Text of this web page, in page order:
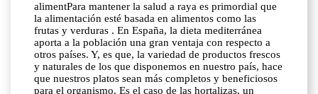
alimentPara mantener la salud a raya es primordial que
la alimentación esté basada en alimentos como las
frutas y verduras . En España, la dieta mediterránea
aporta a la población una gran ventaja con respecto a
otros países. Y, es que, la variedad de productos frescos
y naturales de los que disponemos en nuestro país, hace
que nuestros platos sean más completos y beneficiosos
para el organismo. Es el caso de las hortalizas, un